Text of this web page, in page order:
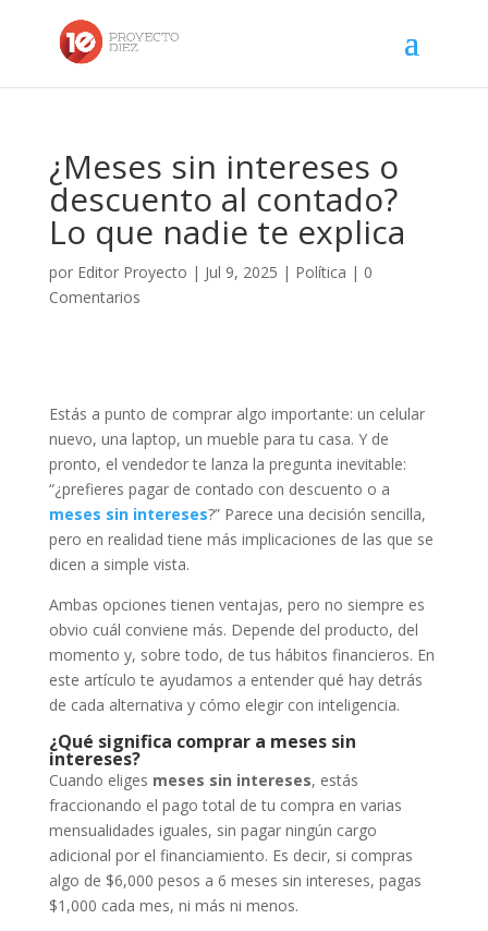
¿Meses sin intereses o
descuento al contado?
Lo que nadie te explica
por Editor Proyecto | Jul 9, 2025 | Política | 0
Comentarios
Estás a punto de comprar algo importante: un celular
nuevo, una laptop, un mueble para tu casa. Y de
pronto, el vendedor te lanza la pregunta inevitable:
“¿prefieres pagar de contado con descuento o a
meses sin intereses?” Parece una decisión sencilla,
pero en realidad tiene más implicaciones de las que se
dicen a simple vista.
Ambas opciones tienen ventajas, pero no siempre es
obvio cuál conviene más. Depende del producto, del
momento y, sobre todo, de tus hábitos financieros. En
este artículo te ayudamos a entender qué hay detrás
de cada alternativa y cómo elegir con inteligencia.
¿Qué significa comprar a meses sin
intereses?
Cuando eliges meses sin intereses, estás
fraccionando el pago total de tu compra en varias
mensualidades iguales, sin pagar ningún cargo
adicional por el financiamiento. Es decir, si compras
algo de $6,000 pesos a 6 meses sin intereses, pagas
$1,000 cada mes, ni más ni menos.